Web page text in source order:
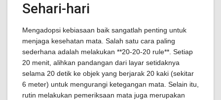
Sehari-hari
Mengadopsi kebiasaan baik sangatlah penting untuk
menjaga kesehatan mata. Salah satu cara paling
sederhana adalah melakukan **20-20-20 rule**. Setiap
20 menit, alihkan pandangan dari layar setidaknya
selama 20 detik ke objek yang berjarak 20 kaki (sekitar
6 meter) untuk mengurangi ketegangan mata. Selain itu,
rutin melakukan pemeriksaan mata juga merupakan